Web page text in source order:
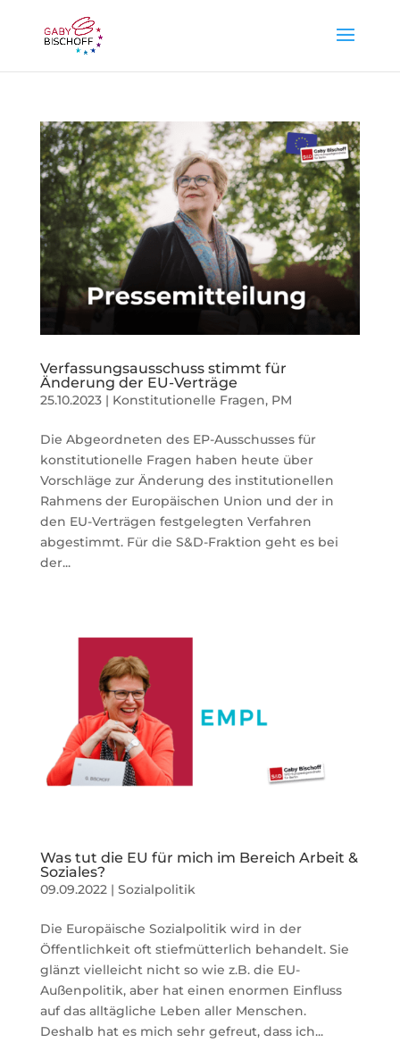
Verfassungsausschuss stimmt für
Änderung der EU-Verträge
25.10.2023| Konstitutionelle Fragen, PM
Die Abgeordneten des EP-Ausschusses für
konstitutionelle Fragen haben heute über
Vorschläge zur Änderung des institutionellen
Rahmens der Europäischen Union und der in
den EU-Verträgen festgelegten Verfahren
abgestimmt. Für die S&D-Fraktion geht es bei
der...
Was tut die EU für mich im Bereich Arbeit &
Soziales?
09.09.2022| Sozialpolitik
Die Europäische Sozialpolitik wird in der
Öffentlichkeit oft stiefmütterlich behandelt. Sie
glänzt vielleicht nicht so wie z.B. die EU-
Außenpolitik, aber hat einen enormen Einfluss
auf das alltägliche Leben aller Menschen.
Deshalb hat es mich sehr gefreut, dass ich...